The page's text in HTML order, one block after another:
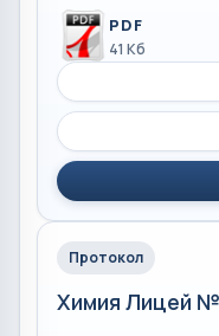
PDF
41 Кб
Протокол
Химия Лицей №